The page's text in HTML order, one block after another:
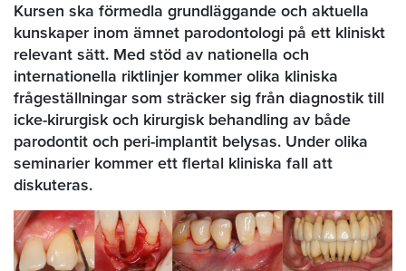
Kursen ska förmedla grundläggande och aktuella
kunskaper inom ämnet parodontologi på ett kliniskt
relevant sätt. Med stöd av nationella och
internationella riktlinjer kommer olika kliniska
frågeställningar som sträcker sig från diagnostik till
icke-kirurgisk och kirurgisk behandling av både
parodontit och peri-implantit belysas. Under olika
seminarier kommer ett flertal kliniska fall att
diskuteras.